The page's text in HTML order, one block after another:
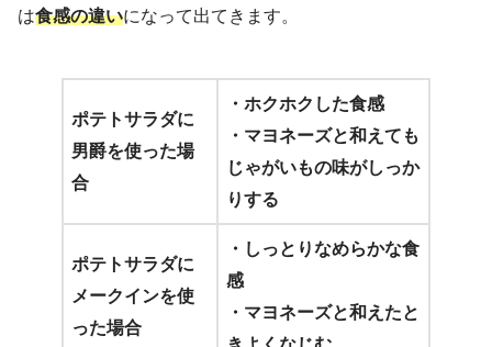
は食感の違いになって出てきます。
ポテトサラダに
男爵を使った場
合
・ホクホクした食感
・マヨネーズと和えても
じゃがいもの味がしっか
りする
ポテトサラダに
メークインを使
った場合
・しっとりなめらかな食
感
・マヨネーズと和えたと